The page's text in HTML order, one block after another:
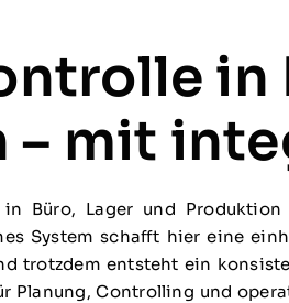
in
– mit
Büro, Lager und
System schafft hier eine
trotzdem entsteht ein
Planung, Controlling und